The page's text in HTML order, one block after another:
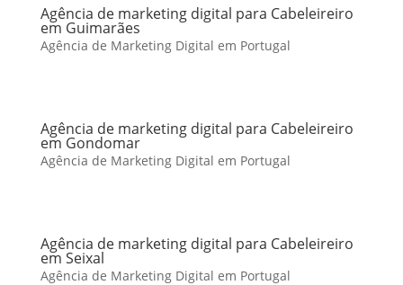
Agência de marketing digital para Cabeleireiro
em Guimarães
Agência de Marketing Digital em Portugal
Agência de marketing digital para Cabeleireiro
em Gondomar
Agência de Marketing Digital em Portugal
Agência de marketing digital para Cabeleireiro
em Seixal
Agência de Marketing Digital em Portugal